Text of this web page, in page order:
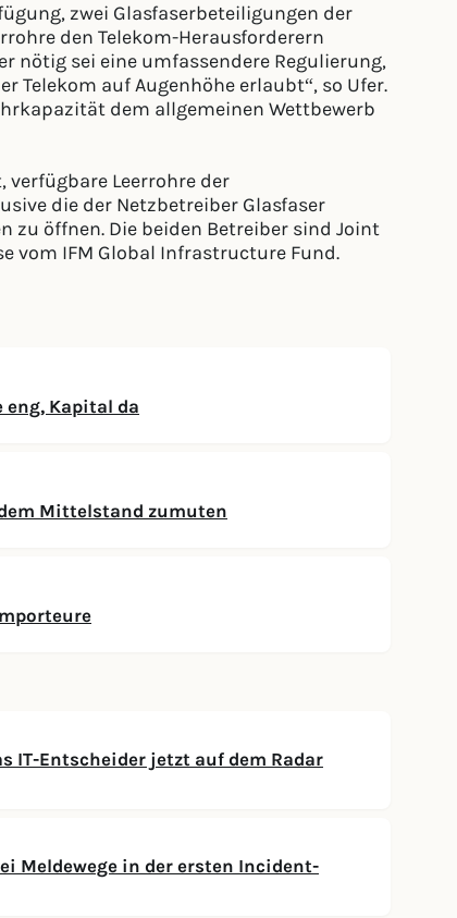
zwei Glasfaserbeteiligungen der
den Telekom-Herausforderern
nötig sei eine umfassendere Regulierung,
Telekom auf Augenhöhe erlaubt“, so Ufer.
dem allgemeinen Wettbewerb
Leerrohre der
die der Netzbetreiber Glasfaser
zu öffnen. Die beiden Betreiber sind Joint
vom IFM Global Infrastructure Fund.
Kapital da
Mittelstand zumuten
IT-Entscheider jetzt auf dem Radar
Meldewege in der ersten Incident-